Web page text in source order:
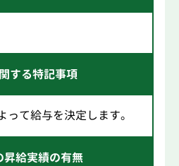
する特記事項
て給与を決定します。
昇給実績の有無